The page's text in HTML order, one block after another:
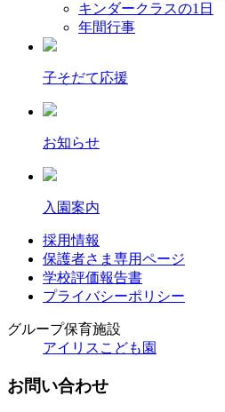
キンダークラスの1日
年間行事
子そだて応援
お知らせ
入園案内
採用情報
保護者さま専用ページ
学校評価報告書
プライバシーポリシー
グループ保育施設
アイリスこども園
お問い合わせ